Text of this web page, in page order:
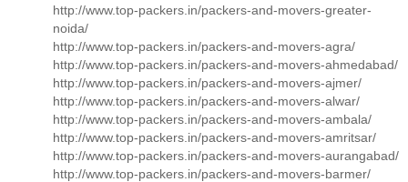
http://www.top-packers.in/packers-and-movers-greater-
noida/
http://www.top-packers.in/packers-and-movers-agra/
http://www.top-packers.in/packers-and-movers-ahmedabad/
http://www.top-packers.in/packers-and-movers-ajmer/
http://www.top-packers.in/packers-and-movers-alwar/
http://www.top-packers.in/packers-and-movers-ambala/
http://www.top-packers.in/packers-and-movers-amritsar/
http://www.top-packers.in/packers-and-movers-aurangabad/
http://www.top-packers.in/packers-and-movers-barmer/